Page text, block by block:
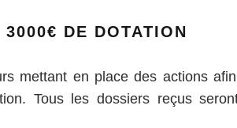
DE DOTATION
mettant en place des actions
Tous les dossiers reçus